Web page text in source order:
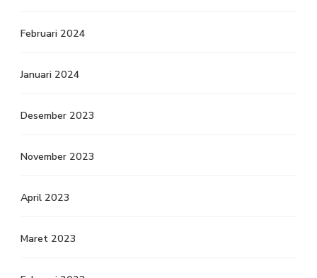
Februari 2024
Januari 2024
Desember 2023
November 2023
April 2023
Maret 2023